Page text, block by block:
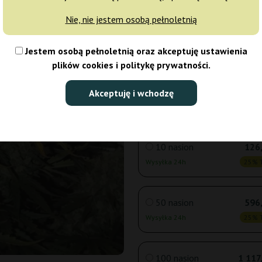
Nie, nie jestem osobą pełnoletnią
Jestem osobą pełnoletnią oraz akceptuję ustawienia
plików cookies i politykę prywatności.
Akceptuję i wchodzę
3 nasiona
Wysyłka 24h 25%
5 nasion
Wysyłka 24h
10 nasion
Wysyłka 24h
50 nasion
Wysyłka 24h
100 nasion 1